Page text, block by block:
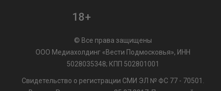
18+
© Все права защищены
ООО Медиахолдинг «Вести Подмосковья», ИНН
5028035348; КПП 502801001
Свидетельство о регистрации СМИ ЭЛ № ФС 77 - 70501.